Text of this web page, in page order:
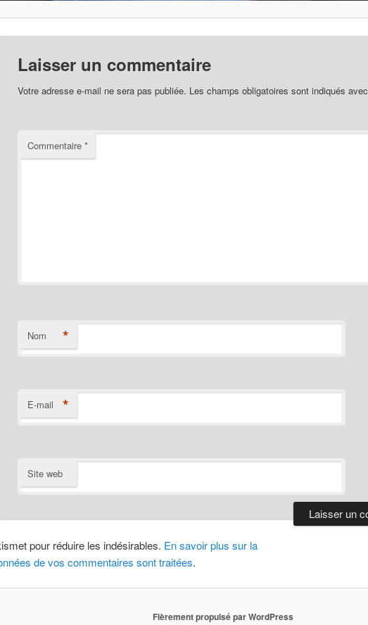
Laisser un commentaire
Votre adresse e-mail ne sera pas publiée. Les champs obligatoires sont indiqués avec
Commentaire *
Nom *
E-mail *
Site web
pour réduire les indésirables. En savoir plus sur la
de vos commentaires sont traitées.
Fièrement propulsé par WordPress